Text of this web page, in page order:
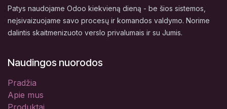
Patys naudojame Odoo kiekvieną dieną - be šios sistemos,
neįsivaizuojame savo procesų ir komandos valdymo. Norime
dalintis skaitmenizuoto verslo privalumais ir su Jumis.
Naudingos nuorodos
Pradžia
Apie mus
Produktai